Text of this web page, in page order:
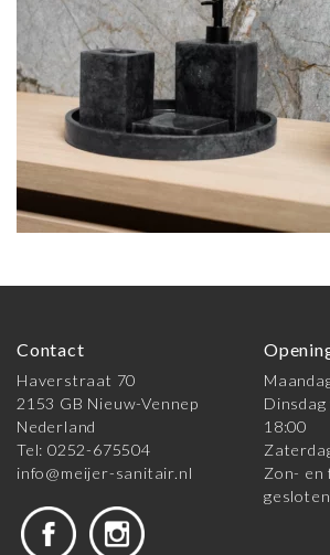
Contact
Haverstraat 70
2153 GB Nieuw-Vennep
Nederland
Tel: 0252-675504
info@meijer-sanitair.nl
18:00
Zon- en
gesloten